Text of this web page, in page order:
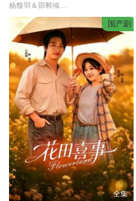
杨馥羽＆邵郸倾＆江路祺
国产剧
全集